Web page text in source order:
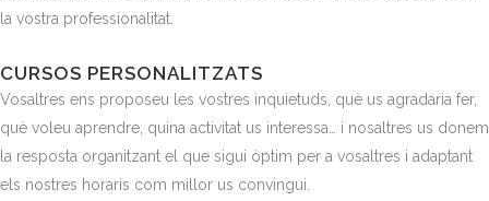
la vostra professionalitat.
CURSOS PERSONALITZATS
Vosaltres ens proposeu les vostres inquietuds, què us agradaria fer,
què voleu aprendre, quina activitat us interessa… i nosaltres us donem
la resposta organitzant el que sigui òptim per a vosaltres i adaptant
els nostres horaris com millor us convingui.